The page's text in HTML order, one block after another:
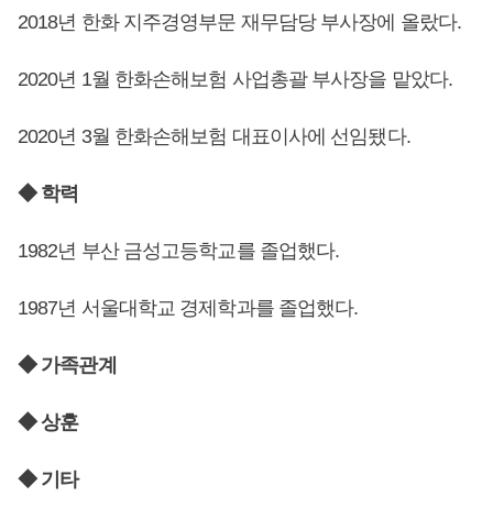
2018년 한화 지주경영부문 재무담당 부사장에 올랐다.
2020년 1월 한화손해보험 사업총괄 부사장을 맡았다.
2020년 3월 한화손해보험 대표이사에 선임됐다.
◆ 학력
1982년 부산 금성고등학교를 졸업했다.
1987년 서울대학교 경제학과를 졸업했다.
◆ 가족관계
◆ 상훈
◆ 기타